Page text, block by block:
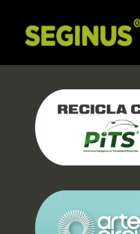
Inicio
Corporativo
Sistema de Gestion
Compromiso de Seginus
Aliados